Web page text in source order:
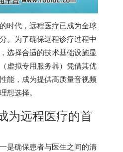
时代，远程医疗已成为全球
。为了确保远程诊疗过程中
选择合适的技术基础设施显
虚拟专用服务器）凭借其优
能，成为提供高质量音视频
想选择。
为远程医疗的首
是确保患者与医生之间的清